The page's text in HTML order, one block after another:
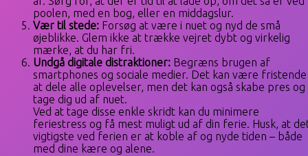
poolen, med en bog, eller en middagslur.
Vær til stede: Forsøg at være i nuet og nyd de små
øjeblikke. Glem ikke at trække vejret dybt og virkelig
mærke, at du har fri.
Undgå digitale distraktioner: Begræns brugen af
smartphones og sociale medier. Det kan være fristende
at dele alle oplevelser, men det kan også skabe pres og
tage dig ud af nuet.
Ved at tage disse enkle skridt kan du minimere
feriestress og få mest muligt ud af din ferie. Husk, at
vigtigste ved ferien er at koble af og nyde tiden – både
med dine kære og alene.